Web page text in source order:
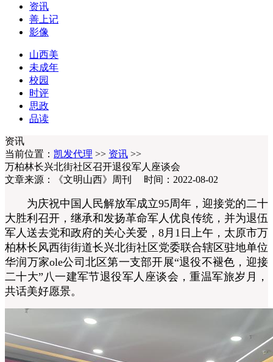
资讯
善上记
影像
山西美
未成年
校园
时评
思政
品读
资讯
当前位置： 凯发代理 >> 资讯 >>
万柏林长兴北街社区召开退役军人座谈会
文章来源：《文明山西》周刊 时间：2022-08-02
为庆祝中国人民解放军成立95周年，迎接党的二十
大胜利召开，继承和发扬革命军人优良传统，并为退伍
军人送去党和政府的关心关爱，8月1日上午，太原市万
柏林长风西街街道长兴北街社区党委联合辖区驻地单位
华润万家ole公司北区第一支部开展“退役不褪色，迎接
二十大”八一建军节退役军人座谈会，重温军旅岁月，
共话美好愿景。